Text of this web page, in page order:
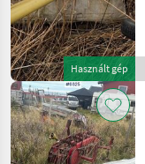
Használt gép